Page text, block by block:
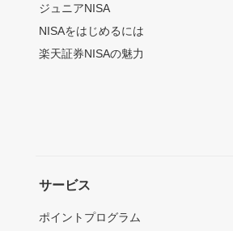
ジュニアNISA
NISAをはじめるには
楽天証券NISAの魅力
サービス
ポイントプログラム